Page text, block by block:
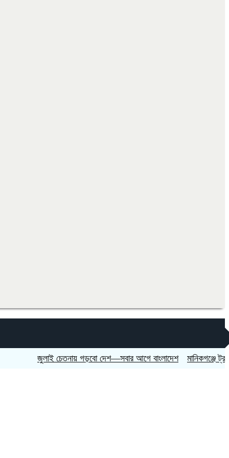
জুলাই চেতনায় গড়বো দেশ—সবার আগে বাংলাদেশ মানিকগঞ্জে ট্রাকের